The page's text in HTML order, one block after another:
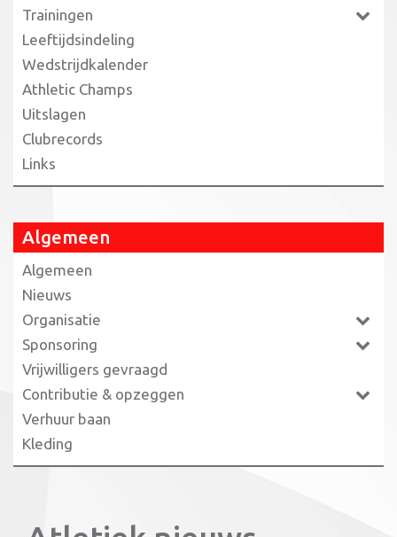
Trainingen
Leeftijdsindeling
Wedstrijdkalender
Athletic Champs
Uitslagen
Clubrecords
Links
Algemeen
Algemeen
Nieuws
Organisatie
Sponsoring
Vrijwilligers gevraagd
Contributie & opzeggen
Verhuur baan
Kleding